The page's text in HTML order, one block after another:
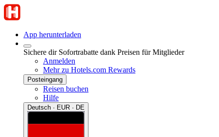
App herunterladen
Sichere dir Sofortrabatte dank Preisen für Mitglieder
Anmelden
Mehr zu Hotels.com Rewards
Posteingang
Reisen buchen
Hilfe
Deutsch · EUR · DE